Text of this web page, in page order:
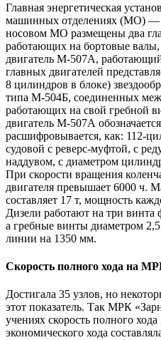
Главная энергетическая
машинных отделениях (МО) —
носовом МО размещены два
работающих на бортовые
двигатель М-507А,
главных двигателей
8 цилиндров в блоке)
типа М-504Б, соединенных
работающих на свой гребной
двигатель М-507А
расшифровывается, как: 112-
судовой с реверс-муфтой, с
наддувом, с диаметром
При скорости вращения
двигателя превышает 6000 ч.
составляет 17 т, мощность
Дизели работают на три
а гребные винты диаметром
линии на 1350 мм.
Скорость полного хода на
Достигала 35 узлов, но
этот показатель. Так МРК
учениях скорость полного
экономического хода